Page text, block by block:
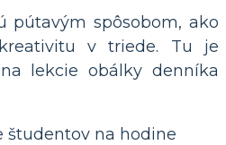
pútavým spôsobom, ako
v triede. Tu je
lekcie obálky denníka
študentov na hodine